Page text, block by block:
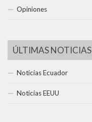
Opiniones
ÚLTIMAS NOTICIAS
Noticias Ecuador
Noticias EEUU